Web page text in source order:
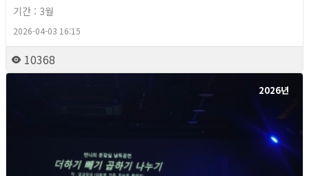
기간 : 3월
2026-04-03 16:15
10368
2026년